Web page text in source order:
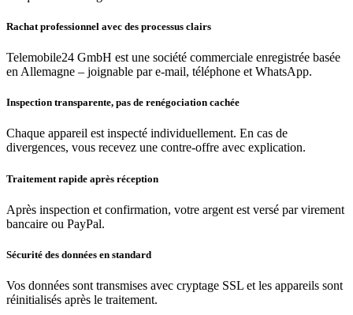
Rachat professionnel avec des processus clairs
Telemobile24 GmbH est une société commerciale enregistrée basée
en Allemagne – joignable par e-mail, téléphone et WhatsApp.
Inspection transparente, pas de renégociation cachée
Chaque appareil est inspecté individuellement. En cas de
divergences, vous recevez une contre-offre avec explication.
Traitement rapide après réception
Après inspection et confirmation, votre argent est versé par virement
bancaire ou PayPal.
Sécurité des données en standard
Vos données sont transmises avec cryptage SSL et les appareils sont
réinitialisés après le traitement.